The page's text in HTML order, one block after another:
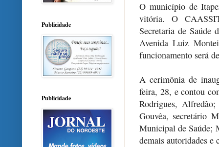
O município de
vitória. O
Secretaria de Saúde
Avenida Luiz
funcionamento será
A cerimônia de
feira, 28, e contou
Rodrigues,
Gouvêa, secretário
Municipal de Saúde;
demais autoridades e
Publicidade
Publicidade